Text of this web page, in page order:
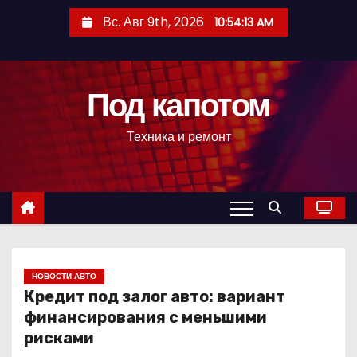
с
Вс. Авг 9th, 2026 10:54:14 AM
Под капотом
Техника и ремонт
НОВОСТИ АВТО
Кредит под залог авто: вариант
финансирования с меньшими
рисками